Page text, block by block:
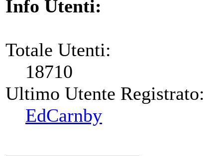
Info Utenti:
Totale Utenti:
18710
Ultimo Utente Registrato:
EdCarnby